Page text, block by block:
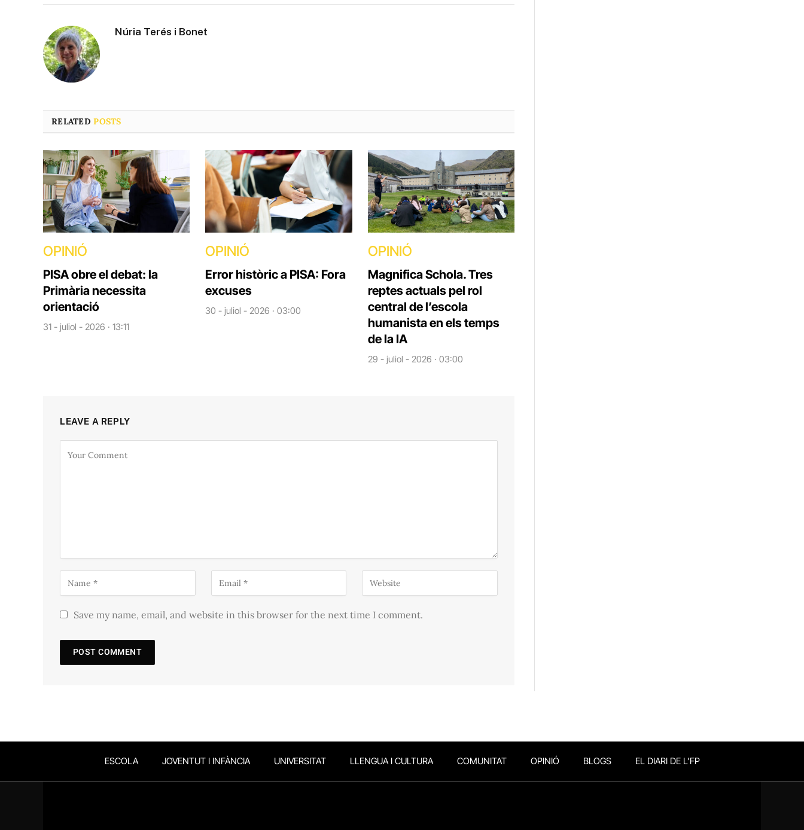
Núria Terés i Bonet
RELATEDPOSTS
OPINIÓ
PISA obre el debat: la
Primària necessita
orientació
31 - juliol - 2026 · 13:11
OPINIÓ
Error històric a PISA: Fora
excuses
30 - juliol - 2026 · 03:00
OPINIÓ
Magnifica Schola. Tres
reptes actuals pel rol
central de l’escola
humanista en els temps
de la IA
29 - juliol - 2026 · 03:00
LEAVE A REPLY
Save my name, email, and website in this browser for the next time I comment.
ESCOLA JOVENTUT I INFÀNCIA UNIVERSITAT LLENGUA I CULTURA COMUNITAT OPINIÓ BLOGS EL DIARI DE L’FP